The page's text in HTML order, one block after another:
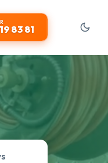
83 81